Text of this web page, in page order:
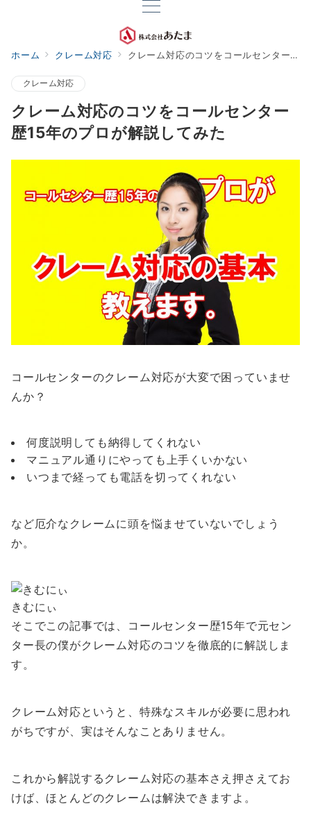
ホーム クレーム対応 クレーム対応のコツをコールセンター歴15年のプロが解説してみた
クレーム対応
クレーム対応のコツをコールセンター
歴15年のプロが解説してみた
コールセンターのクレーム対応が大変で困っていませ
んか？
何度説明しても納得してくれない
マニュアル通りにやっても上手くいかない
いつまで経っても電話を切ってくれない
など厄介なクレームに頭を悩ませていないでしょう
か。
きむにぃ
そこでこの記事では、 コールセンター歴15年で元セン
ター長の僕がクレーム対応のコツを徹底的に解説 しま
す。
クレーム対応というと、特殊なスキルが必要に思われ
がちですが、実はそんなことありません。
これから解説する クレーム対応の基本さえ押さえてお
けば、ほとんどのクレームは解決できますよ。